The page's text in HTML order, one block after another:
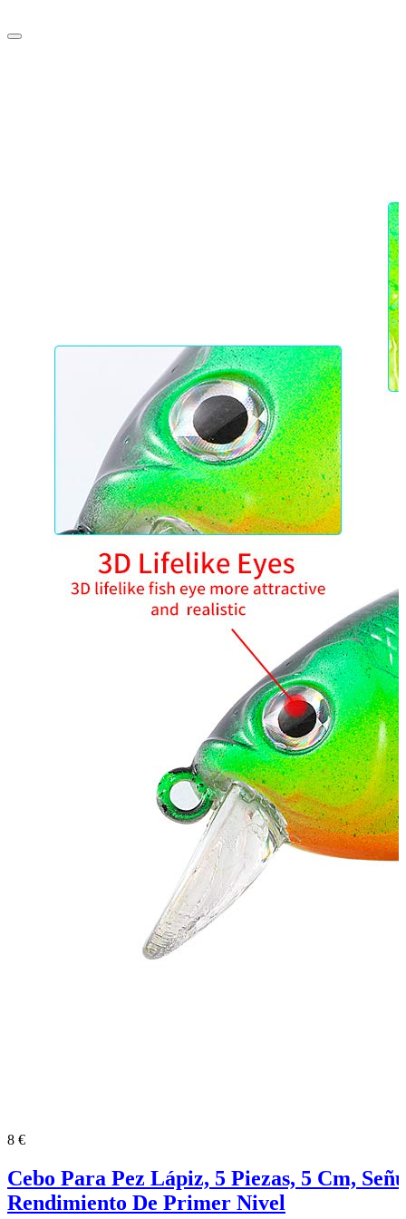
8 €
Cebo Para Pez Lápiz, 5 Piezas, 5 Cm,
Rendimiento De Primer Nivel